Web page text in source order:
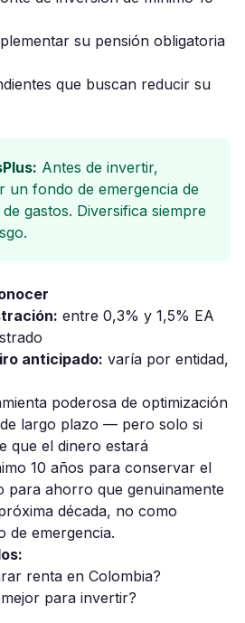
su pensión obligatoria
que buscan reducir su
Antes de invertir,
un fondo de emergencia de
gastos. Diversifica siempre
entre 0,3% y 1,5% EA
anticipado: varía por entidad,
poderosa de optimización
largo plazo — pero solo si
que el dinero estará
10 años para conservar el
para ahorro que genuinamente
década, no como
de emergencia.
renta en Colombia?
para invertir?